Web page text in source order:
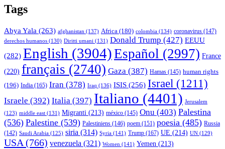
Tags
Abya Yala (263) afghanistan (137) Africa (180) colombia (134) coronavirus (147)
derechos humanos (130) Diritti umani (131) Donald Trump (427) EEUU
(282) English (3904)Español (2997) France
(220) français (2740) Gaza (387) Hamas (145) human rights
(196) India (165) Iran (378) Iraq (136) ISIS (256) Israel (1211)
Israele (392) Italia (397) Italiano (4401) Jerusalem
(123) middle east (131) Migranti (213) méxico (145) Onu (403) Palestina
(536) Palestine (539) Palestiniens (146) poem (151) poesia (485) Russia
(142) Saudi Arabia (125) siria (314) Syria (141) Trump (167) UE (214) UN (129)
USA (766) venezuela (321) Women (141) Yemen (213)